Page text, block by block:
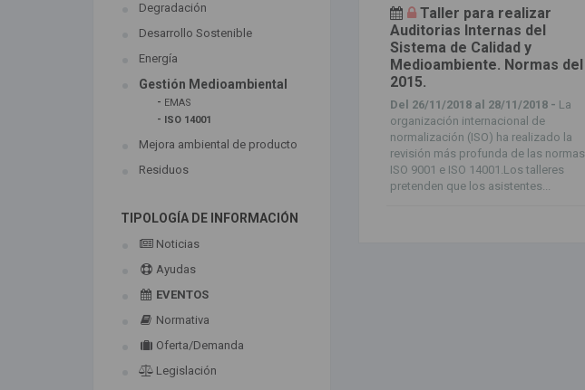
Degradación
Desarrollo Sostenible
Energía
Gestión Medioambiental
- EMAS
- ISO 14001
Mejora ambiental de producto
Residuos
TIPOLOGÍA DE INFORMACIÓN
Noticias
Ayudas
EVENTOS
Normativa
Oferta/Demanda
Legislación
Taller para realizar
Auditorias Internas del
Sistema de Calidad y
Medioambiente. Normas del
2015.
Del 26/11/2018 al 28/11/2018 - La
organización internacional de
normalización (ISO) ha realizado la
revisión más profunda de las normas
ISO 9001 e ISO 14001.Los talleres
pretenden que los asistentes...